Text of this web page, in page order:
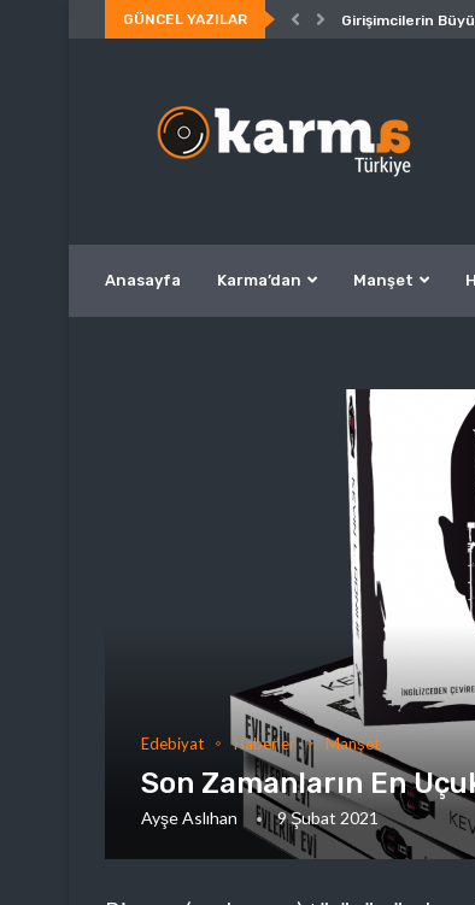
GÜNCEL YAZILAR Girişimcilerin
Anasayfa Karma’dan Manşet
Edebiyat Haberler Manşet
Son Zamanların En
Ayşe Aslıhan 9 Şubat 2021